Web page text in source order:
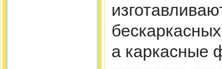
а каркасные